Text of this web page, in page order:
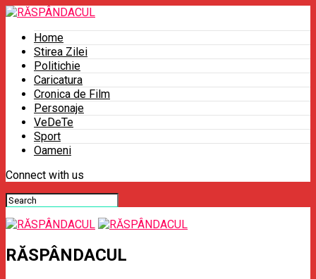
Home
Stirea Zilei
Politichie
Caricatura
Cronica de Film
Personaje
VeDeTe
Sport
Oameni
Connect with us
RĂSPÂNDACUL